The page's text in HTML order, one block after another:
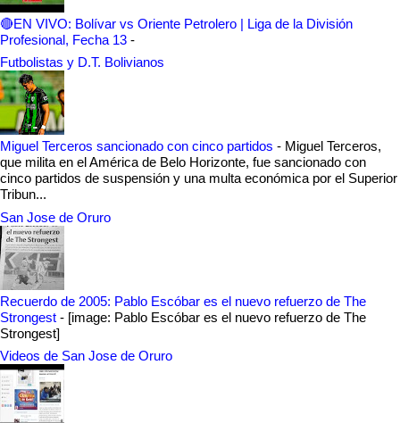
🔴EN VIVO: Bolívar vs Oriente Petrolero | Liga de la División
Profesional, Fecha 13 -
Futbolistas y D.T. Bolivianos
Miguel Terceros sancionado con cinco partidos - Miguel Terceros,
que milita en el América de Belo Horizonte, fue sancionado con
cinco partidos de suspensión y una multa económica por el Superior
Tribun...
San Jose de Oruro
Recuerdo de 2005: Pablo Escóbar es el nuevo refuerzo de The
Strongest - [image: Pablo Escóbar es el nuevo refuerzo de The
Strongest]
Videos de San Jose de Oruro